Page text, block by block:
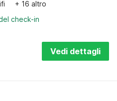
+ 16 altro
check-in
Vedi dettagli